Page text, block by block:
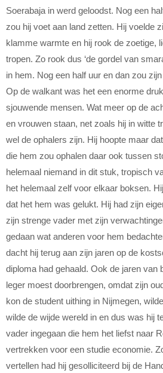
Soerabaja in werd geloodst. Nog een
zou hij voet aan land zetten. Hij voelde
klamme warmte en hij rook de zoetige,
tropen. Zo rook dus ‘de gordel van
in hem. Nog een half uur en dan zou
Op de walkant was het een enorme
sjouwende mensen. Wat meer op de
en vrouwen staan, net zoals hij in witte
wel de ophalers zijn. Hij hoopte maar
die hem zou ophalen daar ook tussen
helemaal niemand in dit stuk, tropisch
het helemaal zelf voor elkaar boksen.
dat het hem was gelukt. Hij had zijn
zijn strenge vader met zijn
gedaan wat anderen voor hem
dacht hij terug aan zijn jaren op de
diploma had gehaald. Ook de jaren van
leger moest doorbrengen, omdat zijn
kon de student uithing in Nijmegen,
wilde de wijde wereld in en dus was hij
vader ingegaan die hem het liefst naar
vertrekken voor een studie economie.
vertellen had hij gesolliciteerd bij de